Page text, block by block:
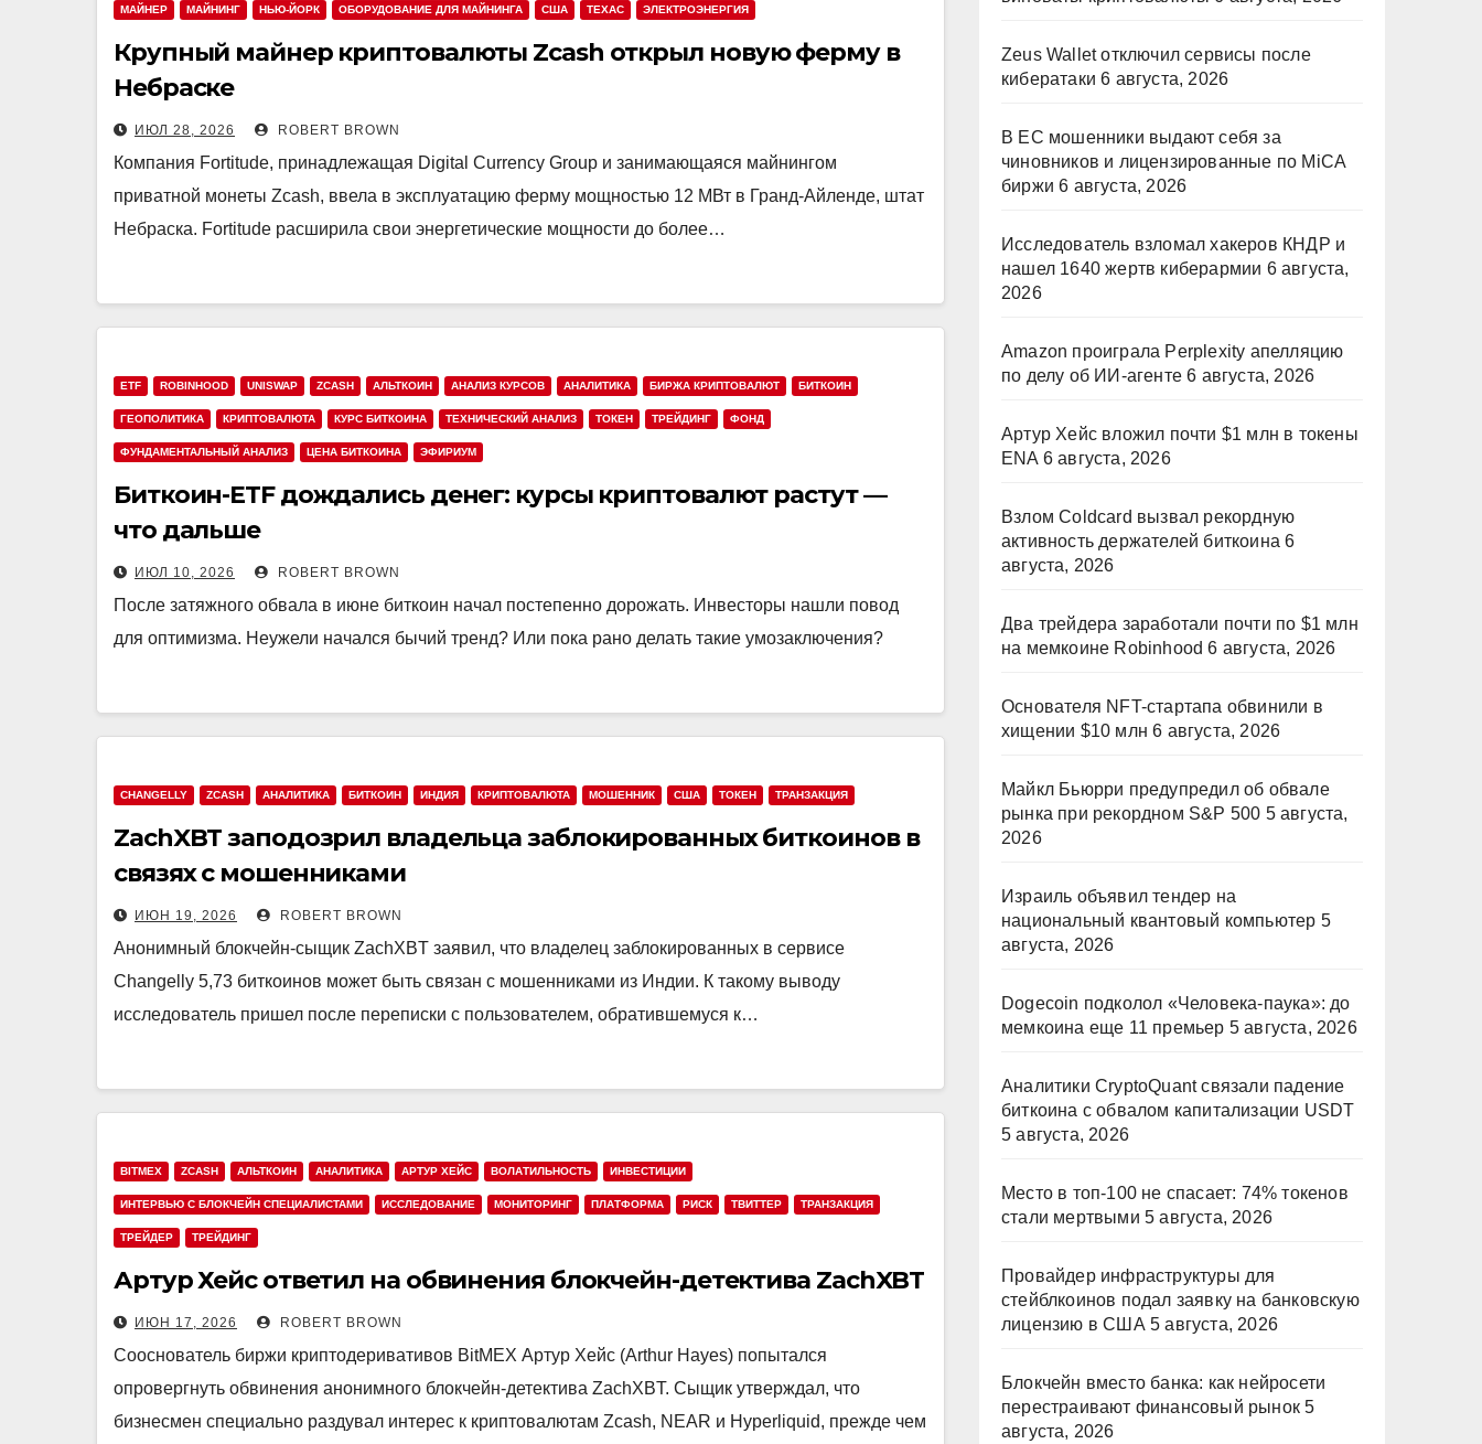
МАЙНЕР МАЙНИНГ НЬЮ-ЙОРК ОБОРУДОВАНИЕ ДЛЯ МАЙНИНГА США ТЕХАС ЭЛЕКТРОЭНЕРГИЯ
Крупный майнер криптовалюты Zcash открыл новую ферму в
Небраске
ИЮЛ 28, 2026 ROBERT BROWN
Компания Fortitude, принадлежащая Digital Currency Group и занимающаяся майнингом
приватной монеты Zcash, ввела в эксплуатацию ферму мощностью 12 МВт в Гранд-Айленде, штат
Небраска. Fortitude расширила свои энергетические мощности до более…
ETF ROBINHOOD UNISWAP ZCASH АЛЬТКОИН АНАЛИЗ КУРСОВ АНАЛИТИКА БИРЖА КРИПТОВАЛЮТ БИТКОИН
ГЕОПОЛИТИКА КРИПТОВАЛЮТА КУРС БИТКОИНА ТЕХНИЧЕСКИЙ АНАЛИЗ ТОКЕН ТРЕЙДИНГ ФОНД
ФУНДАМЕНТАЛЬНЫЙ АНАЛИЗ ЦЕНА БИТКОИНА ЭФИРИУМ
Биткоин-ETF дождались денег: курсы криптовалют растут —
что дальше
ИЮЛ 10, 2026 ROBERT BROWN
После затяжного обвала в июне биткоин начал постепенно дорожать. Инвесторы нашли повод
для оптимизма. Неужели начался бычий тренд? Или пока рано делать такие умозаключения?
CHANGELLY ZCASH АНАЛИТИКА БИТКОИН ИНДИЯ КРИПТОВАЛЮТА МОШЕННИК США ТОКЕН ТРАНЗАКЦИЯ
ZachXBT заподозрил владельца заблокированных биткоинов в
связях с мошенниками
ИЮН 19, 2026 ROBERT BROWN
Анонимный блокчейн-сыщик ZachXBT заявил, что владелец заблокированных в сервисе
Changelly 5,73 биткоинов может быть связан с мошенниками из Индии. К такому выводу
исследователь пришел после переписки с пользователем, обратившемуся к…
BITMEX ZCASH АЛЬТКОИН АНАЛИТИКА АРТУР ХЕЙС ВОЛАТИЛЬНОСТЬ ИНВЕСТИЦИИ
ИНТЕРВЬЮ С БЛОКЧЕЙН СПЕЦИАЛИСТАМИ ИССЛЕДОВАНИЕ МОНИТОРИНГ ПЛАТФОРМА РИСК ТВИТТЕР ТРАНЗАКЦИЯ
ТРЕЙДЕР ТРЕЙДИНГ
Артур Хейс ответил на обвинения блокчейн-детектива ZachXBT
ИЮН 17, 2026 ROBERT BROWN
Сооснователь биржи криптодеривативов BitMEX Артур Хейс (Arthur Hayes) попытался
опровергнуть обвинения анонимного блокчейн-детектива ZachXBT. Сыщик утверждал, что
бизнесмен специально раздувал интерес к криптовалютам Zcash, NEAR и Hyperliquid, прежде чем
Zeus Wallet отключил сервисы после
кибератаки 6 августа, 2026
В ЕС мошенники выдают себя за
чиновников и лицензированные по MiCA
биржи 6 августа, 2026
Исследователь взломал хакеров КНДР и
нашел 1640 жертв киберармии 6 августа,
2026
Amazon проиграла Perplexity апелляцию
по делу об ИИ-агенте 6 августа, 2026
Артур Хейс вложил почти $1 млн в токены
ENA 6 августа, 2026
Взлом Coldcard вызвал рекордную
активность держателей биткоина 6
августа, 2026
Два трейдера заработали почти по $1 млн
на мемкоине Robinhood 6 августа, 2026
Основателя NFT-стартапа обвинили в
хищении $10 млн 6 августа, 2026
Майкл Бьюрри предупредил об обвале
рынка при рекордном S&P 500 5 августа,
2026
Израиль объявил тендер на
национальный квантовый компьютер 5
августа, 2026
Dogecoin подколол «Человека-паука»: до
мемкоина еще 11 премьер 5 августа, 2026
Аналитики CryptoQuant связали падение
биткоина с обвалом капитализации USDT
5 августа, 2026
Место в топ-100 не спасает: 74% токенов
стали мертвыми 5 августа, 2026
Провайдер инфраструктуры для
стейблкоинов подал заявку на банковскую
лицензию в США 5 августа, 2026
Блокчейн вместо банка: как нейросети
перестраивают финансовый рынок 5
августа, 2026